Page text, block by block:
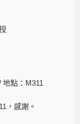
地點：M311
，感謝。